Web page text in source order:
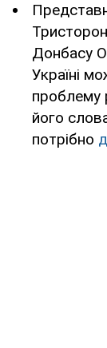
Донбасу
Україні
проблему
його
потрібно